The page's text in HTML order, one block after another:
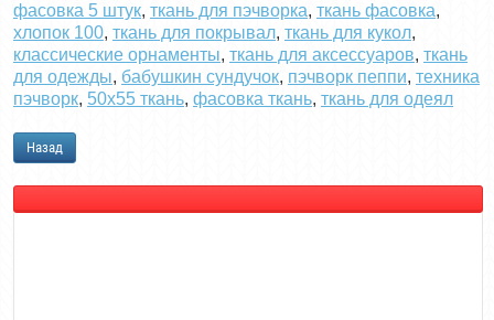
фасовка 5 штук, ткань для пэчворка, ткань фасовка,
хлопок 100, ткань для покрывал, ткань для кукол,
классические орнаменты, ткань для аксессуаров, ткань
для одежды, бабушкин сундучок, пэчворк пеппи, техника
пэчворк, 50х55 ткань, фасовка ткань, ткань для одеял
Назад